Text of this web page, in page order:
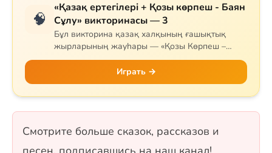
🧠
«Қазақ ертегілері + Қозы көрпеш - Баян
Сұлу» викторинасы — 3
Бұл викторина қазақ халқының ғашықтық
жырларының жауһары — «Қозы Көрпеш –
Баян Сұлу» дастанына арналған. Сұрақтар
жырдың тарихын, негізгі кейіпкерлерін (Қозы,
Баян, Қодар, Қарабай, Сарыбай), оқиғаның
дамуын және тарихи мұрасын қамтиды.
таңдауды және рас/жалған форматтарында.
Играть →
Смотрите больше сказок, рассказов и